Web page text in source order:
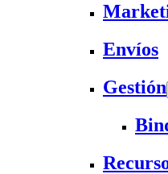
Envíos
Gestión